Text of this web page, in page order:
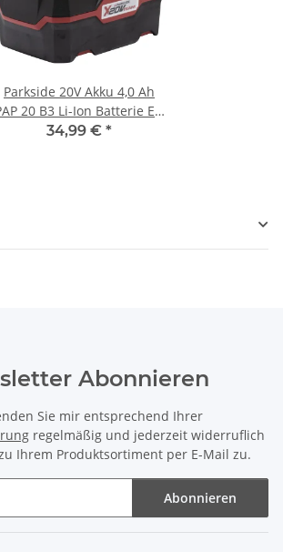
Parkside 20V Akku 4,0 Ah
20 B3 Li-Ion Batterie EU
für Geräte der Parkside X
34,99 € *
Abonnieren
Sie mir entsprechend Ihrer
regelmäßig und jederzeit widerruflich
Ihrem Produktsortiment per E-Mail zu.
Abonnieren